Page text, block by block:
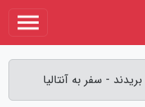
- سفر به آنتالیا